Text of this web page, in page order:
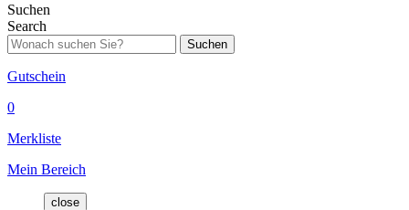
Suchen
Search
Suchen
Gutschein
0
Merkliste
Mein Bereich
close